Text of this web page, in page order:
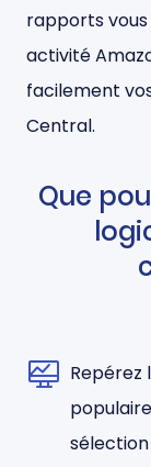
rapports
activité
facilement
Central.
Que
Repérez